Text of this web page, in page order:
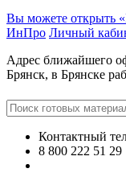
Вы можете открыть
ИнПро Личный
Адрес ближайшего
Брянск, в Брянске
Контактный
8 800 222 51 29